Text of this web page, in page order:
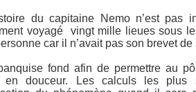
du capitaine Nemo n’est pas
voyagé vingt mille lieues sous
car il n’avait pas son brevet
fond afin de permettre au
en douceur. Les calculs les plus